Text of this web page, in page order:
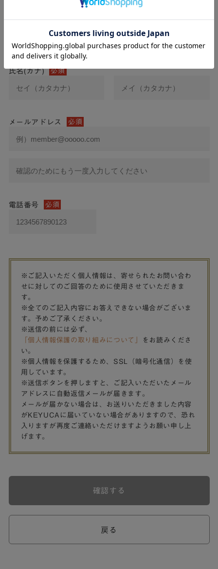
氏名 必須
氏名(カナ) 必須
メールアドレス 必須
電話番号 必須
※ご記入いただく個人情報は、寄せられたお問い合わ
せに対してのご回答のために使用させていただきま
す。
※全てのご記入内容にお答えできない場合がございま
す。予めご了承ください。
※送信の前には必ず、
「個人情報保護の取り組みについて」
をお読みくださ
い。
※個人情報を保護するため、SSL（暗号化通信）を使
用しています。
※送信ボタンを押しますと、ご記入いただいたメール
アドレスに自動返信メールが届きます。
メールが届かない場合は、お送りいただきました内容
がKEYUCAに届いていない場合がありますので、恐れ
入りますが再度ご連絡いただけますようお願い申し上
げます。
戻る
確認する